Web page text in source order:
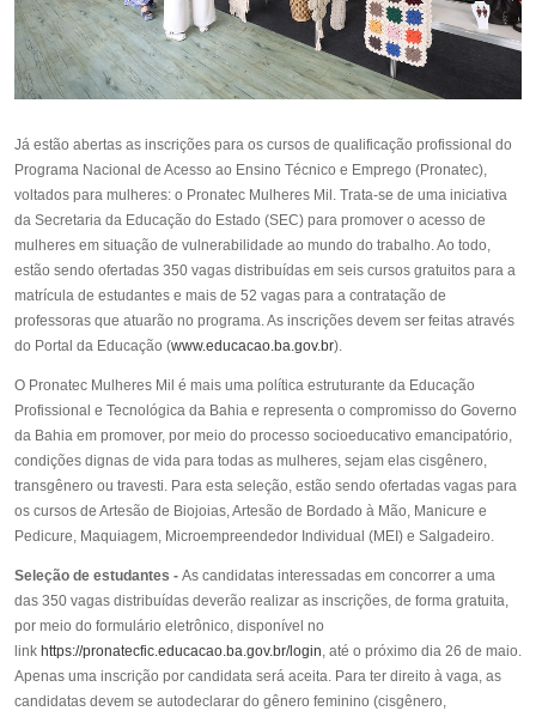
Já estão abertas as inscrições para os cursos de qualificação profissional do
Programa Nacional de Acesso ao Ensino Técnico e Emprego (Pronatec),
voltados para mulheres: o Pronatec Mulheres Mil. Trata-se de uma iniciativa
da Secretaria da Educação do Estado (SEC) para promover o acesso de
mulheres em situação de vulnerabilidade ao mundo do trabalho. Ao todo,
estão sendo ofertadas 350 vagas distribuídas em seis cursos gratuitos para a
matrícula de estudantes e mais de 52 vagas para a contratação de
professoras que atuarão no programa. As inscrições devem ser feitas através
do Portal da Educação (www.educacao.ba.gov.br).
O Pronatec Mulheres Mil é mais uma política estruturante da Educação
Profissional e Tecnológica da Bahia e representa o compromisso do Governo
da Bahia em promover, por meio do processo socioeducativo emancipatório,
condições dignas de vida para todas as mulheres, sejam elas cisgênero,
transgênero ou travesti. Para esta seleção, estão sendo ofertadas vagas para
os cursos de Artesão de Biojoias, Artesão de Bordado à Mão, Manicure e
Pedicure, Maquiagem, Microempreendedor Individual (MEI) e Salgadeiro.
Seleção de estudantes - As candidatas interessadas em concorrer a uma
das 350 vagas distribuídas deverão realizar as inscrições, de forma gratuita,
por meio do formulário eletrônico, disponível no
link https://pronatecfic.educacao.ba.gov.br/login, até o próximo dia 26 de maio.
Apenas uma inscrição por candidata será aceita. Para ter direito à vaga, as
candidatas devem se autodeclarar do gênero feminino (cisgênero,